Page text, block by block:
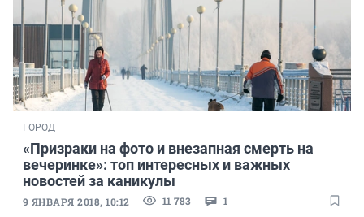
ГОРОД
«Призраки на фото и внезапная смерть на
вечеринке»: топ интересных и важных
новостей за каникулы
9 ЯНВАРЯ 2018, 10:12 11 783 1